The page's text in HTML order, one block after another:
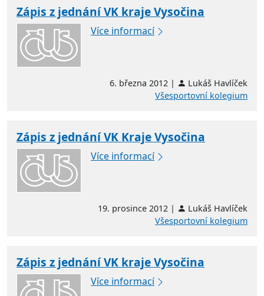
Zápis z jednání VK kraje Vysočina
Více informací
6. března 2012 |
Lukáš Havlíček
Všesportovní kolegium
Zápis z jednání VK Kraje Vysočina
Více informací
19. prosince 2012 |
Lukáš Havlíček
Všesportovní kolegium
Zápis z jednání VK kraje Vysočina
Více informací